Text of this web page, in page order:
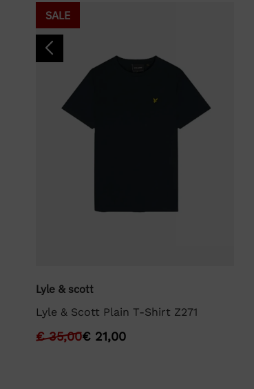
SALE
Lyle & scott
Lyle & Scott Plain T-Shirt Z271
€35,00€ 21,00